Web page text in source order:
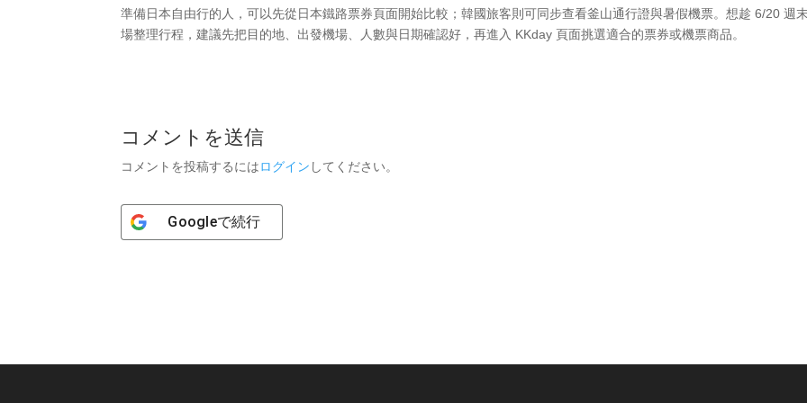
準備日本自由行的人，可以先從日本鐵路票券頁面開始比較；韓國旅客則可同步查看釜山通行證與暑假機票。想趁 6/20 週
場整理行程，建議先把目的地、出發機場、人數與日期確認好，再進入 KKday 頁面挑選適合的票券或機票商品。
コメントを送信
コメントを投稿するにはログイン してください。
Googleで続行